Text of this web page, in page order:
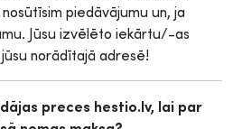
piedāvājumu un, ja
Jūsu izvēlēto iekārtu/-as
norādītajā adresē!
preces hestio.lv, lai par